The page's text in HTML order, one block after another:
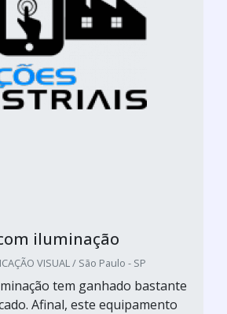
iluminação
VISUAL / São Paulo - SP
tem ganhado bastante
Afinal, este equipamento